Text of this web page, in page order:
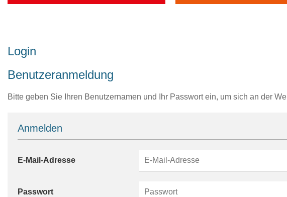
Login
Benutzeranmeldung
Bitte geben Sie Ihren Benutzernamen und Ihr Passwort ein, um sich an der
Anmelden
E-Mail-Adresse
Passwort